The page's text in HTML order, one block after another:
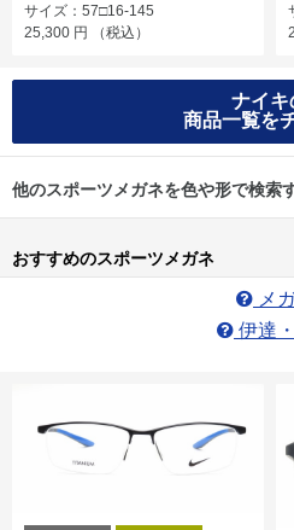
サイズ：57□16-145
25,300 円 （税込）
ナイキ
商品一覧を
他のスポーツメガネを色や形で検索
おすすめのスポーツメガネ
メ
伊達